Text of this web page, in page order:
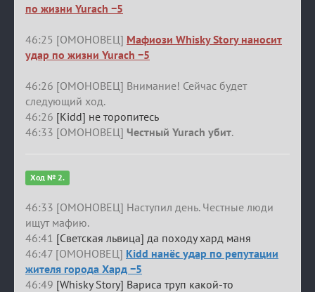
по жизни Yurach −5
46:25 [ОМОНОВЕЦ] Мафиози Whisky Story наносит
удар по жизни Yurach −5
46:26 [ОМОНОВЕЦ] Внимание! Сейчас будет
следующий ход.
46:26 [Kidd] не торопитесь
46:33 [ОМОНОВЕЦ] Честный Yurach убит.
Ход № 2.
46:33 [ОМОНОВЕЦ] Наступил день. Честные люди
ищут мафию.
46:41 [Светская львица] да походу хард маня
46:47 [ОМОНОВЕЦ] Kidd нанёс удар по репутации
жителя города Хард −5
46:49 [Whisky Story] Вариса труп какой-то